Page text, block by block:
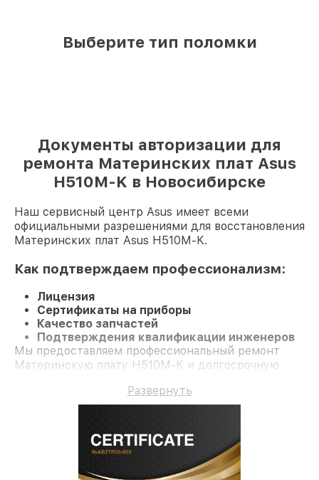
Выберите тип поломки
Документы авторизации для
ремонта Материнских плат Asus
H510M-K в Новосибирске
Наш сервисный центр Asus имеет всеми
официальными разрешениями для восстановления
Материнских плат Asus H510M-K.
Как подтверждаем профессионализм:
Лицензия
Сертификаты на приборы
Качество запчастей
Подтверждения квалификации инженеров
Мы предоставляем профессиональный ремонт
Материнскую плату H510M-K и долгосрочную
Развернуть